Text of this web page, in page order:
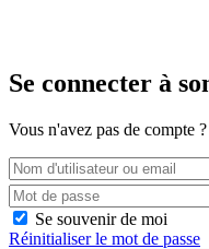
Se connecter à
Vous n'avez pas de compte ?
Se souvenir de moi
Réinitialiser le mot de passe